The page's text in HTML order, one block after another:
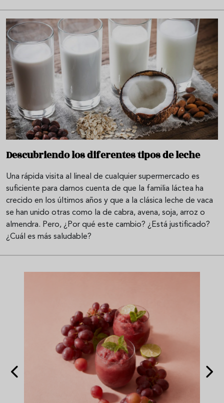
Descubriendo los diferentes tipos de leche
Una rápida visita al lineal de cualquier supermercado es
suficiente para darnos cuenta de que la familia láctea ha
crecido en los últimos años y que a la clásica leche de vaca
se han unido otras como la de cabra, avena, soja, arroz o
almendra. Pero, ¿Por qué este cambio? ¿Está justificado?
¿Cuál es más saludable?